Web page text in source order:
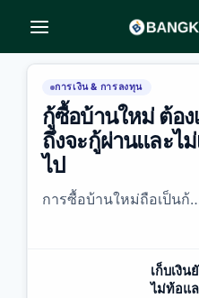
content
การเงิน & การลงทุน
กู้ซื้อบ้านใหม่ ต้อง
ถึงจะกู้ผ่านและไ
ไป
การซื้อบ้านใหม่ถือเป็นก้
เก็บเงิน
ไม่ท้อแ